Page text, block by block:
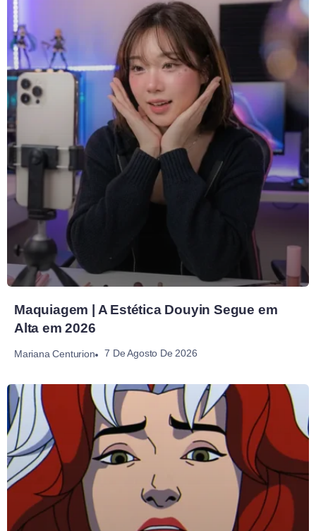
Maquiagem | A Estética Douyin Segue em
Alta em 2026
Mariana Centurion 7 De Agosto De 2026